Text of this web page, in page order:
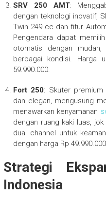
SRV 250 AMT:
dengan teknologi inovatif,
Twin 249 cc dan fitur
Pengendara dapat
otomatis dengan mudah,
berbagai kondisi. Harga
59.990.000.
Fort 250: Skuter
dan elegan, mengusung
menawarkan kenyamanan
dengan ruang kaki luas,
dual channel untuk
dengan harga Rp 49.990.000.
Strategi
Indonesia